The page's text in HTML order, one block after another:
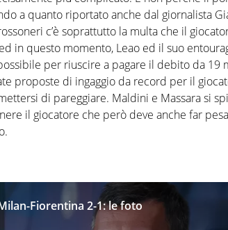
a quanto riportato anche dal giornalista
c’è soprattutto la multa che il
ed in questo momento, Leao ed il suo
per riuscire a pagare il debito da 19
proposte di ingaggio da record per il
di pareggiare. Maldini e Massara si
il giocatore che però deve anche far
Fiorentina 2-1: le foto